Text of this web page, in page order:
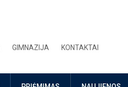
GIMNAZIJA KONTAKTAI